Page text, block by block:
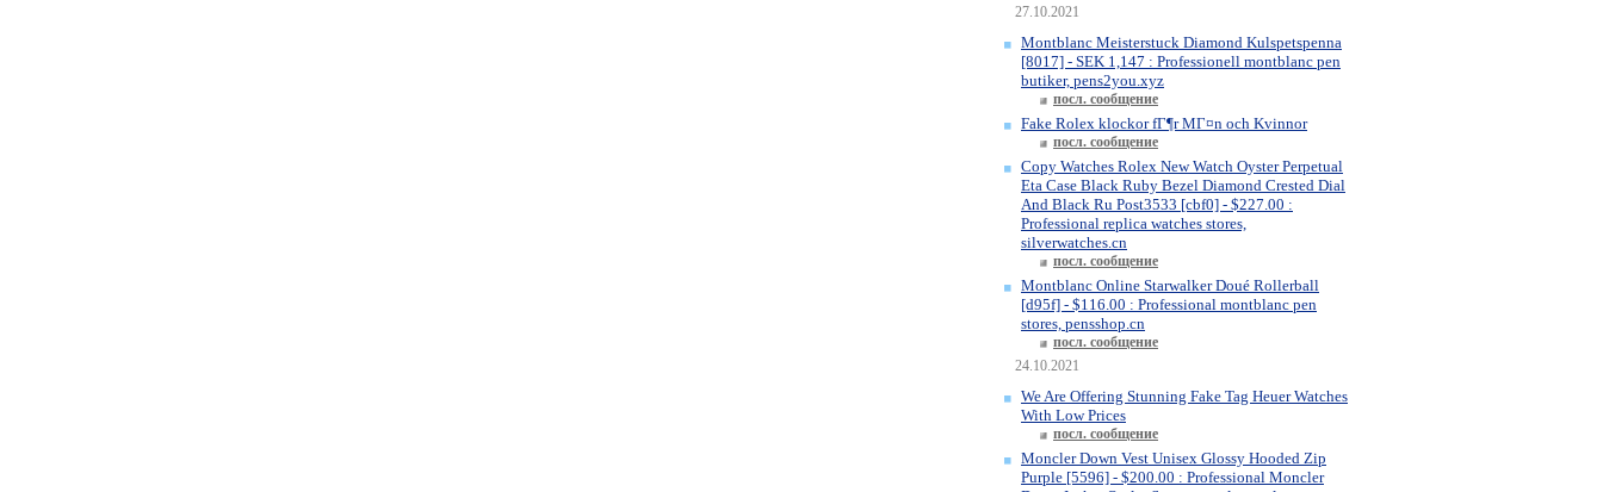
27.10.2021
Montblanc Meisterstuck Diamond Kulspetspenna
[8017] - SEK 1,147 : Professionell montblanc pen
butiker, pens2you.xyz
посл. сообщение
Fake Rolex klockor fГ¶r MГ¤n och Kvinnor
посл. сообщение
Copy Watches Rolex New Watch Oyster Perpetual
Eta Case Black Ruby Bezel Diamond Crested Dial
And Black Ru Post3533 [cbf0] - $227.00 :
Professional replica watches stores,
silverwatches.cn
посл. сообщение
Montblanc Online Starwalker Doué Rollerball
[d95f] - $116.00 : Professional montblanc pen
stores, pensshop.cn
посл. сообщение
24.10.2021
We Are Offering Stunning Fake Tag Heuer Watches
With Low Prices
посл. сообщение
Moncler Down Vest Unisex Glossy Hooded Zip
Purple [5596] - $200.00 : Professional Moncler